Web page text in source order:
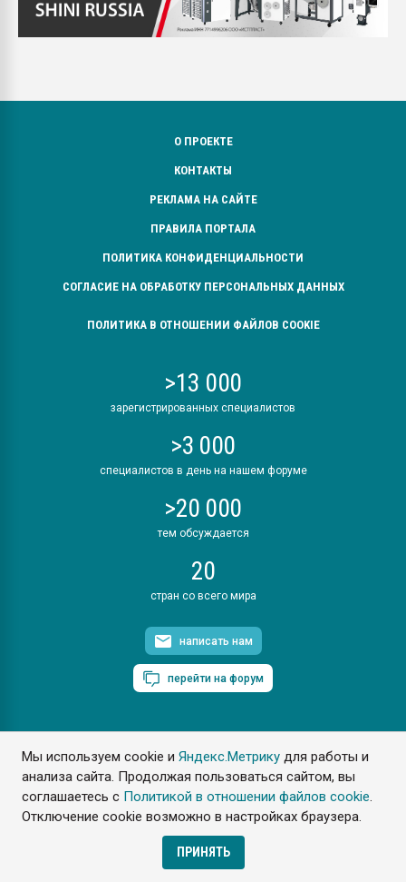
Мы используем cookie иЯндекс.Метрику для работы и
анализа сайта. Продолжая пользоваться сайтом, вы
соглашаетесь с Политикой в отношении файлов cookie.
Отключение cookie возможно в настройках браузера.
ПРИНЯТЬ
О ПРОЕКТЕ
КОНТАКТЫ
РЕКЛАМА НА САЙТЕ
ПРАВИЛА ПОРТАЛА
ПОЛИТИКА КОНФИДЕНЦИАЛЬНОСТИ
СОГЛАСИЕ НА ОБРАБОТКУ ПЕРСОНАЛЬНЫХ ДАННЫХ
ПОЛИТИКА В ОТНОШЕНИИ ФАЙЛОВ COOKIE
>13 000
зарегистрированных специалистов
>3 000
специалистов в день на нашем форуме
>20 000
тем обсуждается
20
стран со всего мира
написать нам
перейти на форум
ПластЭксперт © 2006. Все права защищены
Разрешается копирование материалов сайта с обязательной
ссылкой на www.e-plastic.ru
Разработка сайта